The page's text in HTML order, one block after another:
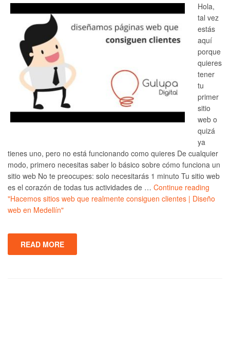
Hola,
tal vez
estás
aquí
porque
quieres
tener
tu
primer
sitio
web o
quizá
ya
tienes uno, pero no está funcionando como quieres De cualquier
modo, primero necesitas saber lo básico sobre cómo funciona un
sitio web No te preocupes: solo necesitarás 1 minuto Tu sitio web
es el corazón de todas tus actividades de … Continue reading
"Hacemos sitios web que realmente consiguen clientes | Diseño
web en Medellín"
READ MORE